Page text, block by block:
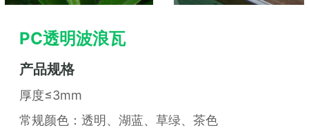
PC透明波浪瓦
产品规格
厚度≤3mm
常规颜色：透明、湖蓝、草绿、茶色